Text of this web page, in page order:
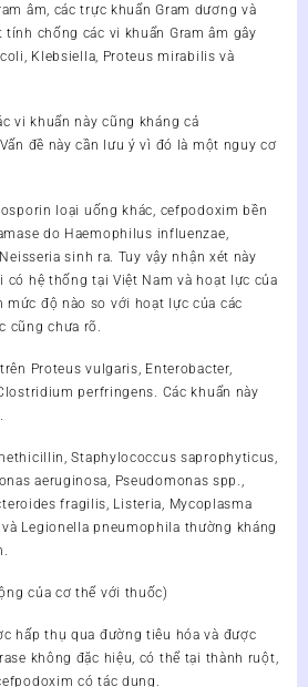
âm, các trực khuẩn Gram dương và
tính chống các vi khuẩn Gram âm gây
Klebsiella, Proteus mirabilis và
vi khuẩn này cũng kháng cả
đề này cần lưu ý vì đó là một nguy cơ
loại uống khác, cefpodoxim bền
do Haemophilus influenzae,
sinh ra. Tuy vậy nhận xét này
có hệ thống tại Việt Nam và hoạt lực của
mức độ nào so với hoạt lực của các
cũng chưa rõ.
Proteus vulgaris, Enterobacter,
perfringens. Các khuẩn này
Staphylococcus saprophyticus,
aeruginosa, Pseudomonas spp.,
fragilis, Listeria, Mycoplasma
Legionella pneumophila thường kháng
của cơ thể với thuốc)
hấp thụ qua đường tiêu hóa và được
không đặc hiệu, có thể tại thành ruột,
có tác dụng.